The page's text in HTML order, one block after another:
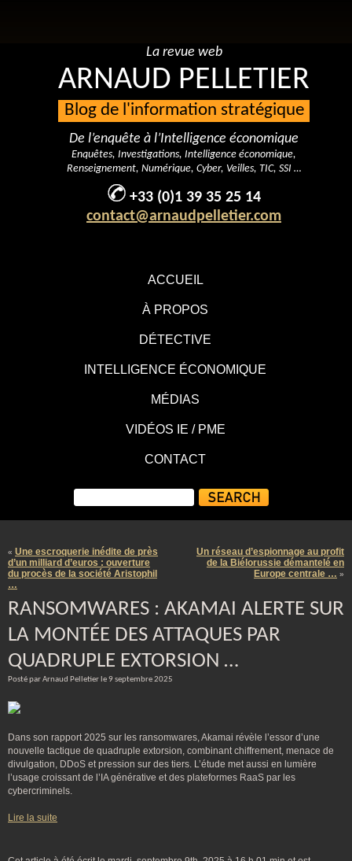
ACCUEIL
À PROPOS
DÉTECTIVE
INTELLIGENCE ÉCONOMIQUE
MÉDIAS
VIDÉOS IE / PME
CONTACT
La revue web
ARNAUD PELLETIER
Blog de l'information stratégique
De l’enquête à l’Intelligence économique
Enquêtes, Investigations, Intelligence économique,
Renseignement, Numérique, Cyber, Veilles, TIC, SSI …
+33 (0)1 39 35 25 14
contact@arnaudpelletier.com
« Une escroquerie inédite de près
d’un milliard d’euros : ouverture
du procès de la société Aristophil
…
Un réseau d’espionnage au profit
de la Biélorussie démantelé en
Europe centrale … »
RANSOMWARES : AKAMAI ALERTE SUR
LA MONTÉE DES ATTAQUES PAR
QUADRUPLE EXTORSION …
Posté par Arnaud Pelletier le 9 septembre 2025
Dans son rapport 2025 sur les ransomwares, Akamai révèle l’essor d’une
nouvelle tactique de quadruple extorsion, combinant chiffrement, menace de
divulgation, DDoS et pression sur des tiers. L’étude met aussi en lumière
l’usage croissant de l’IA générative et des plateformes RaaS par les
cybercriminels.
Lire la suite